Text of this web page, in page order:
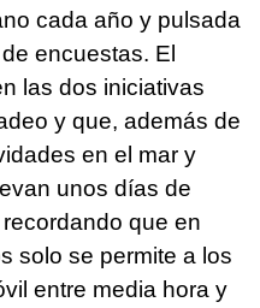
cada año y pulsada
encuestas. El
las dos iniciativas
y que, además de
en el mar y
unos días de
que en
solo se permite a los
entre media hora y